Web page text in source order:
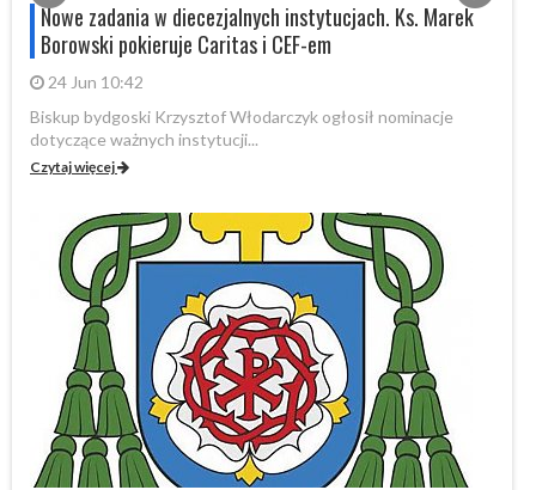
Nowe zadania w diecezjalnych instytucjach. Ks. Marek
Borowski pokieruje Caritas i CEF-em
24 Jun 10:42
Biskup bydgoski Krzysztof Włodarczyk ogłosił nominacje
dotyczące ważnych instytucji...
Czytaj więcej